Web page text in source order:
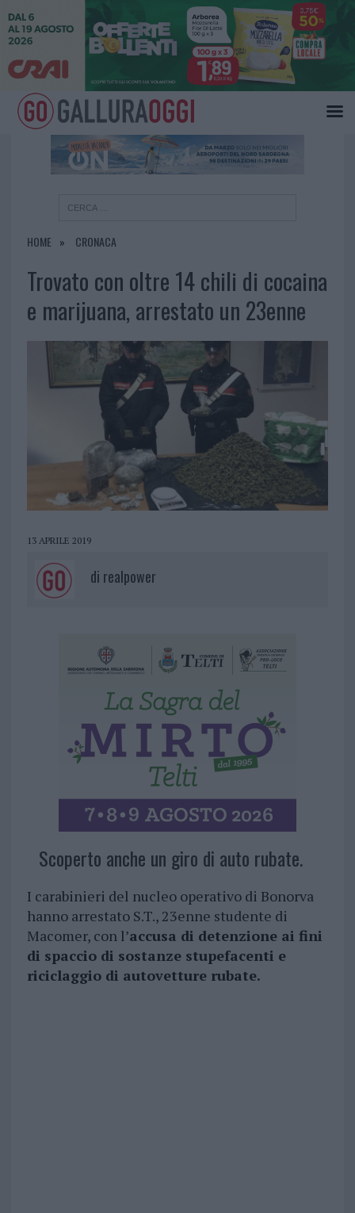
HOME CRONACA
Trovato con oltre 14 chili di cocaina
e marijuana, arrestato un 23enne
13 APRILE 2019
di realpower
Scoperto anche un giro di auto rubate.
I carabinieri del nucleo operativo di Bonorva
hanno arrestato S.T., 23enne studente di
Macomer, con l’accusa di detenzione ai fini
di spaccio di sostanze stupefacenti e
riciclaggio di autovetture rubate.
×